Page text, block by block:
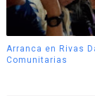
Arranca en Rivas
Comunitarias